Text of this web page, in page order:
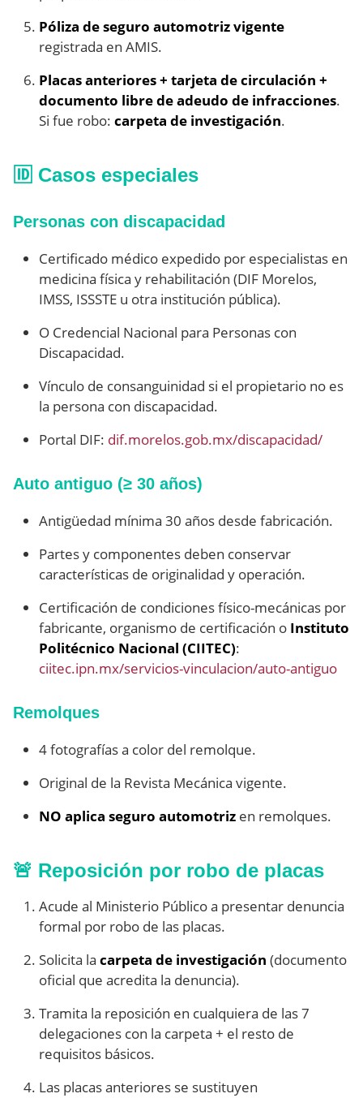
Póliza de seguro automotriz vigente
registrada en AMIS.
Placas anteriores + tarjeta de circulación +
documento libre de adeudo de infracciones.
Si fue robo: carpeta de investigación.
🆔 Casos especiales
Personas con discapacidad
Certificado médico expedido por especialistas en
medicina física y rehabilitación (DIF Morelos,
IMSS, ISSSTE u otra institución pública).
O Credencial Nacional para Personas con
Discapacidad.
Vínculo de consanguinidad si el propietario no es
la persona con discapacidad.
Portal DIF: dif.morelos.gob.mx/discapacidad/
Auto antiguo (≥ 30 años)
Antigüedad mínima 30 años desde fabricación.
Partes y componentes deben conservar
características de originalidad y operación.
Certificación de condiciones físico-mecánicas por
fabricante, organismo de certificación o Instituto
Politécnico Nacional (CIITEC):
ciitec.ipn.mx/servicios-vinculacion/auto-antiguo
Remolques
4 fotografías a color del remolque.
Original de la Revista Mecánica vigente.
NO aplica seguro automotriz en remolques.
🚨 Reposición por robo de placas
Acude al Ministerio Público a presentar denuncia
formal por robo de las placas.
Solicita la carpeta de investigación (documento
oficial que acredita la denuncia).
Tramita la reposición en cualquiera de las 7
delegaciones con la carpeta + el resto de
requisitos básicos.
Las placas anteriores se sustituyen